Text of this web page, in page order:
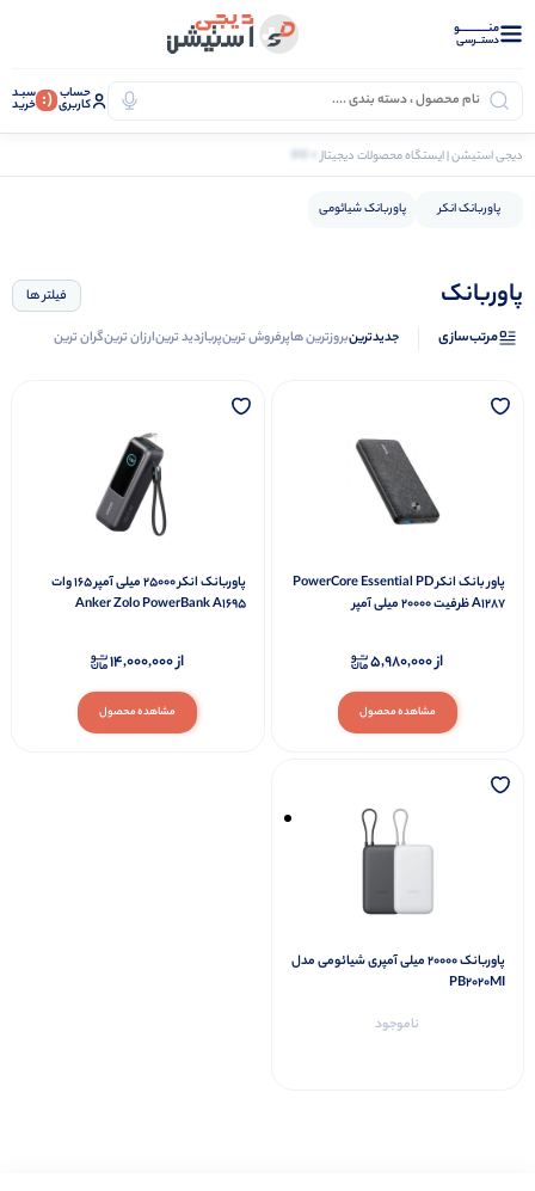
منــــــــــــو
دستــرسی
حساب
کاربری (: سبـد
خرید
دیجی استیشن | ایستگاه محصولات دیجیتال
پاوربانک انکر پاوربانک شیائومی
پاوربانک فیلتر ها
مرتب‌سازی جدیدترینبروزترین هاپرفروش ترینپربازدید ترینارزان ترینگران ترین
پاور بانک انکر PowerCore Essential PD
A1287 ظرفیت 20000 میلی آمپر
مشاهده محصول
از5,980,000
پاوربانک انکر 25000 میلی آمپر 165 وات
Anker Zolo PowerBank A1695
مشاهده محصول
از14,000,000
پاوربانک 20000 میلی آمپری شیائومی مدل
PB2020MI
ناموجود